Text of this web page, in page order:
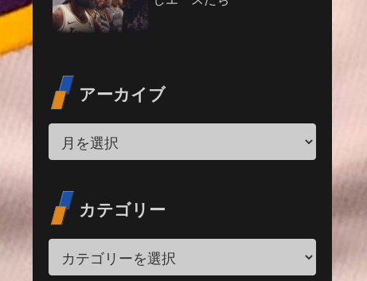
アーカイブ
カテゴリー